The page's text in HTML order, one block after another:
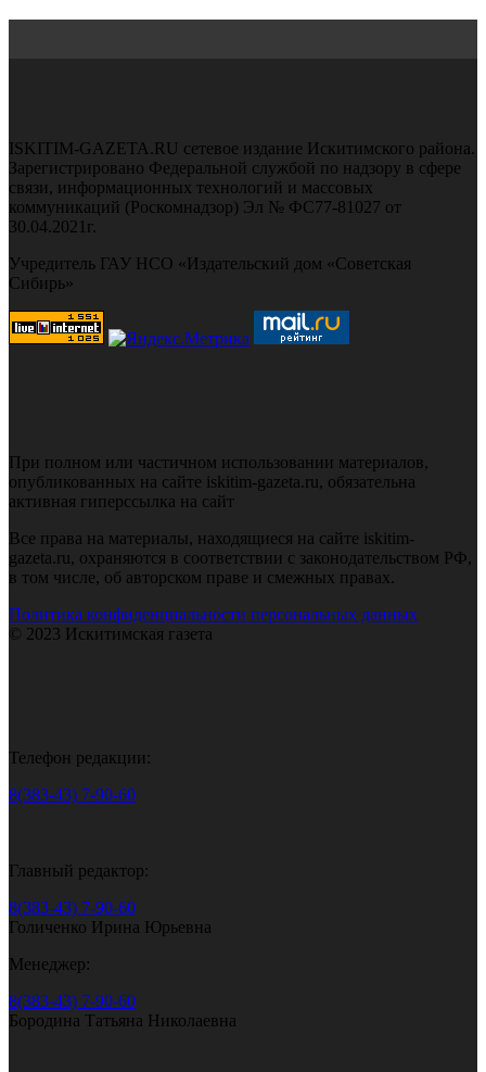
ISKITIM-GAZETA.RU сетевое издание Искитимского района.
Зарегистрировано Федеральной службой по надзору в сфере
связи, информационных технологий и массовых
коммуникаций (Роскомнадзор) Эл № ФС77-81027 от
30.04.2021г.
Учредитель ГАУ НСО «Издательский дом «Советская
Сибирь»
При полном или частичном использовании материалов,
опубликованных на сайте iskitim-gazeta.ru, обязательна
активная гиперссылка на сайт
Все права на материалы, находящиеся на сайте iskitim-
gazeta.ru, охраняются в соответствии с законодательством РФ,
в том числе, об авторском праве и смежных правах.
Политика конфиденциальности персональных данных
© 2023 Искитимская газета
Телефон редакции:
8(383-43) 7-90-60
Главный редактор:
8(383-43) 7-90-60
Голиченко Ирина Юрьевна
Менеджер:
8(383-43) 7-90-60
Бородина Татьяна Николаевна